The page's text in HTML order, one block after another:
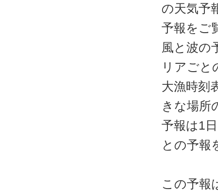
の天気予
予報をご
風と波の
リアごと
大漁時刻
きな場所
予報は1
との予報
この予報